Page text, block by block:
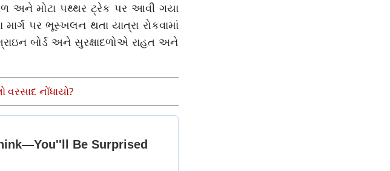
અને મોટા પથ્થર ટ્રેક પર આવી ગયા
પર ભૂસ્ખલન થતા યાત્રા રોકવામાં
બોર્ડ અને સુરક્ષાદળોએ રાહત અને
નોંધાયો?